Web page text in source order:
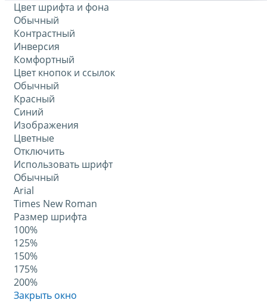
Цвет шрифта и фона
Обычный
Контрастный
Инверсия
Комфортный
Цвет кнопок и ссылок
Обычный
Красный
Синий
Изображения
Цветные
Отключить
Использовать шрифт
Обычный
Arial
Times New Roman
Размер шрифта
100%
125%
150%
175%
200%
Закрыть окно